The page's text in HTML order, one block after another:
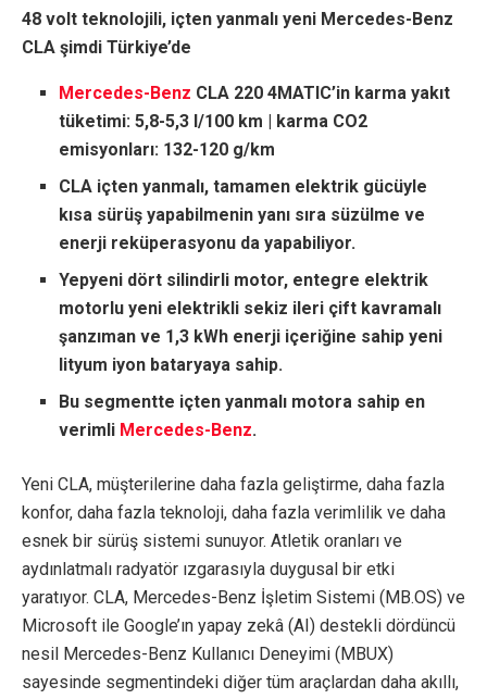
48 volt teknolojili, içten yanmalı yeni Mercedes-Benz
CLA şimdi Türkiye’de
Mercedes-Benz CLA 220 4MATIC’in karma yakıt
tüketimi: 5,8-5,3 l/100 km | karma CO2
emisyonları: 132-120 g/km
CLA içten yanmalı, tamamen elektrik gücüyle
kısa sürüş yapabilmenin yanı sıra süzülme ve
enerji reküperasyonu da yapabiliyor.
Yepyeni dört silindirli motor, entegre elektrik
motorlu yeni elektrikli sekiz ileri çift kavramalı
şanzıman ve 1,3 kWh enerji içeriğine sahip yeni
lityum iyon bataryaya sahip.
Bu segmentte içten yanmalı motora sahip en
verimli Mercedes-Benz.
Yeni CLA, müşterilerine daha fazla geliştirme, daha fazla
konfor, daha fazla teknoloji, daha fazla verimlilik ve daha
esnek bir sürüş sistemi sunuyor. Atletik oranları ve
aydınlatmalı radyatör ızgarasıyla duygusal bir etki
yaratıyor. CLA, Mercedes-Benz İşletim Sistemi (MB.OS) ve
Microsoft ile Google’ın yapay zekâ (AI) destekli dördüncü
nesil Mercedes-Benz Kullanıcı Deneyimi (MBUX)
sayesinde segmentindeki diğer tüm araçlardan daha akıllı,